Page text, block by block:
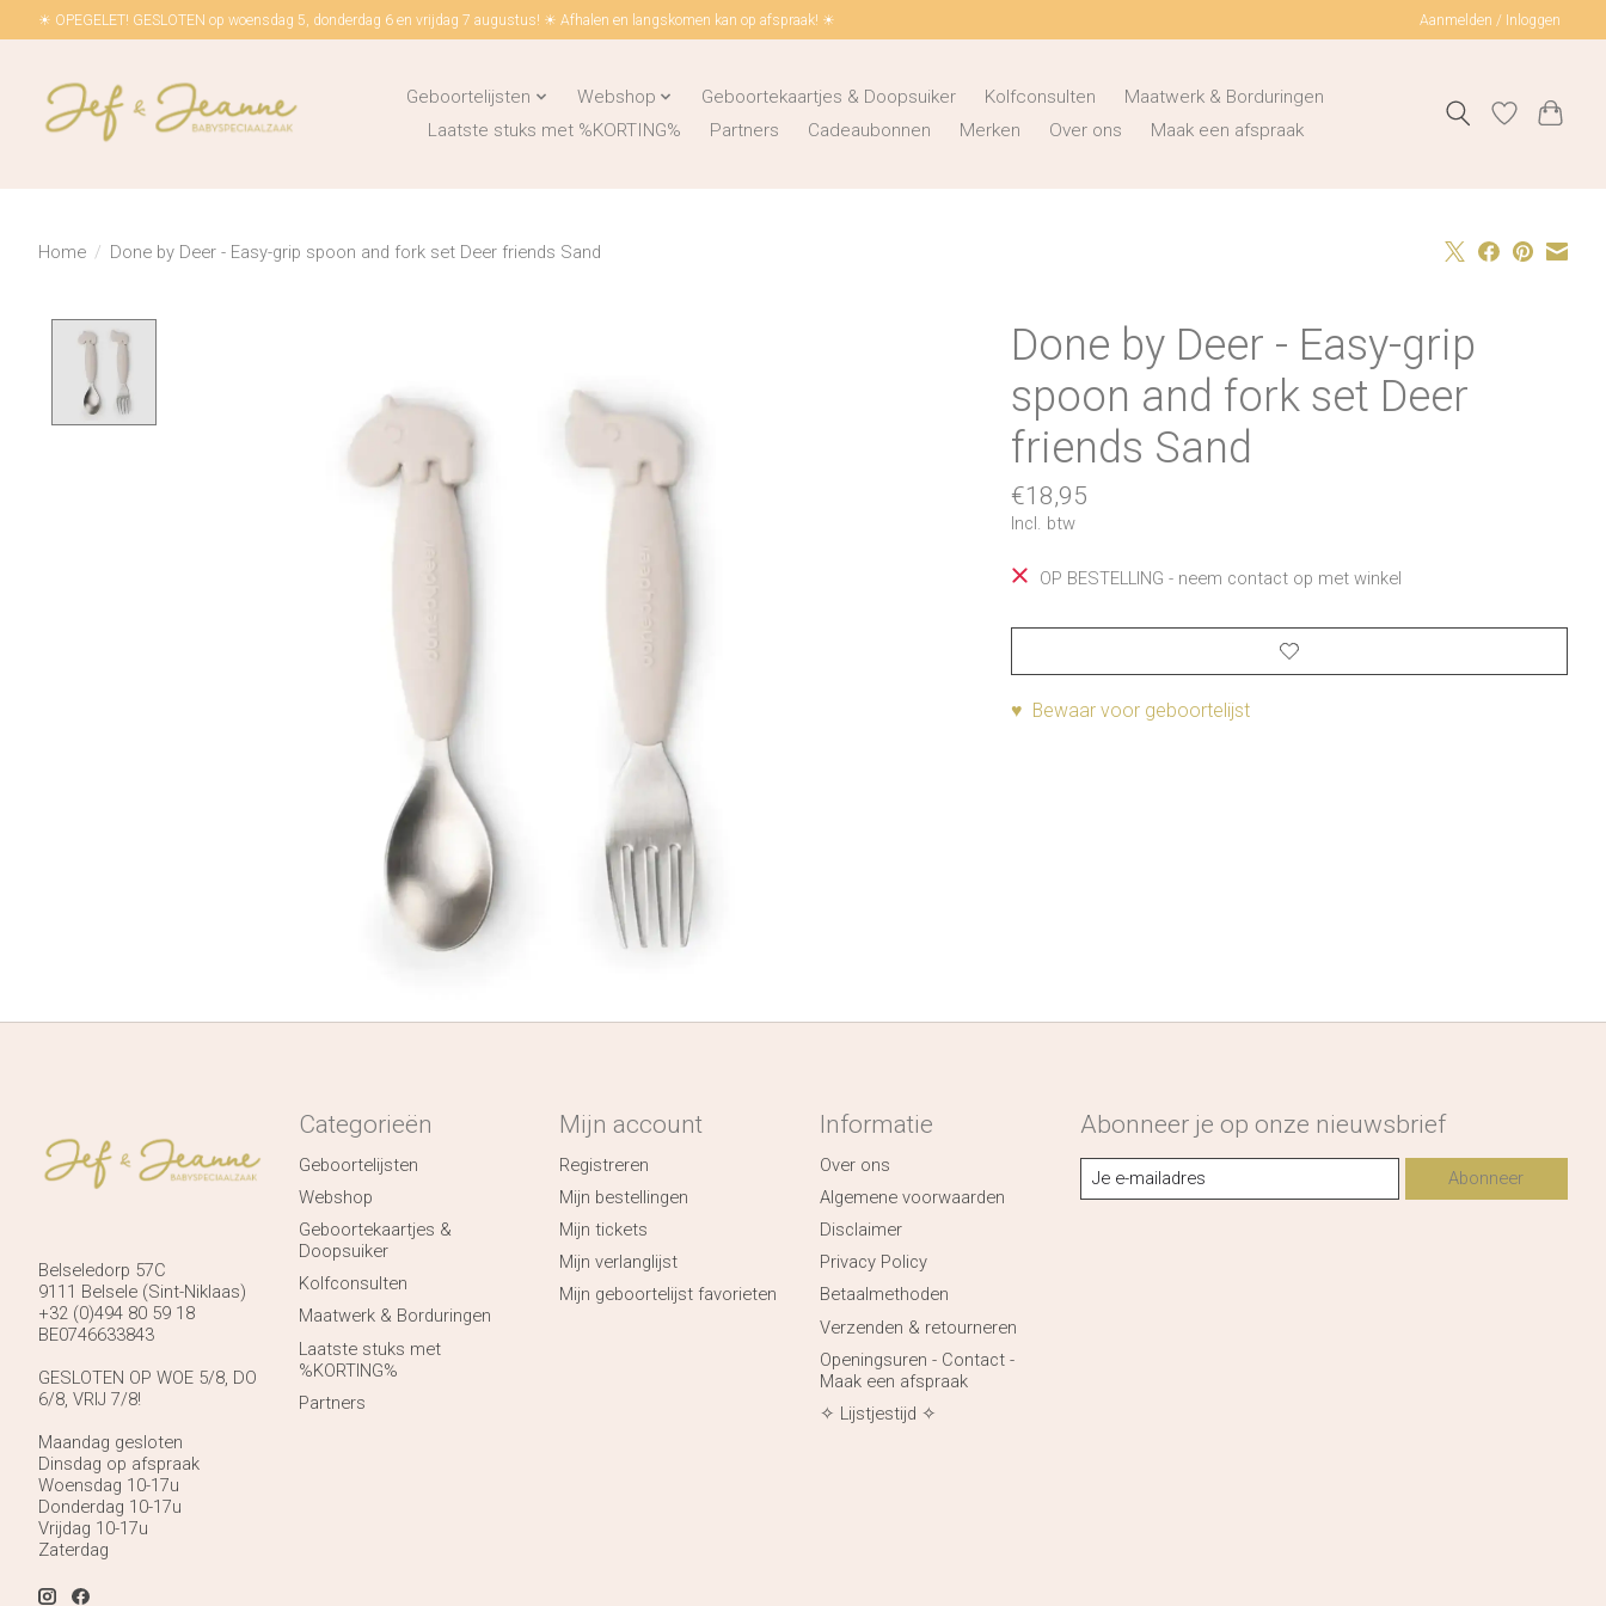
☀ OPEGELET! GESLOTEN op woensdag 5, donderdag 6 en vrijdag 7 augustus! ☀ Afhalen en langskomen kan op afspraak! ☀ Aanmelden / Inloggen
Geboortelijsten Webshop Geboortekaartjes & Doopsuiker Kolfconsulten
Maatwerk & Borduringen
Laatste stuks met %KORTING%
Partners Cadeaubonnen Merken Over ons Maak een afspraak
Home / Done by Deer - Easy-grip spoon and fork set Deer friends Sand
Done by Deer - Easy-grip
spoon and fork set Deer
friends Sand
€18,95
Incl. btw
OP BESTELLING - neem contact op met winkel
♥ Bewaar voor geboortelijst
Belseledorp 57C
9111 Belsele (Sint-Niklaas)
+32 (0)494 80 59 18
BE0746633843
GESLOTEN OP WOE 5/8, DO
6/8, VRIJ 7/8!
Maandag gesloten
Dinsdag op afspraak
Woensdag 10-17u
Donderdag 10-17u
Vrijdag 10-17u
Zaterdag
Categorieën
Geboortelijsten
Webshop
Geboortekaartjes &
Doopsuiker
Kolfconsulten
Maatwerk & Borduringen
Laatste stuks met
%KORTING%
Partners
Mijn account
Registreren
Mijn bestellingen
Mijn tickets
Mijn verlanglijst
Mijn geboortelijst favorieten
Informatie
Over ons
Algemene voorwaarden
Disclaimer
Privacy Policy
Betaalmethoden
Verzenden & retourneren
Openingsuren - Contact -
Maak een afspraak
✧ Lijstjestijd ✧
Abonneer je op onze nieuwsbrief
Abonneer